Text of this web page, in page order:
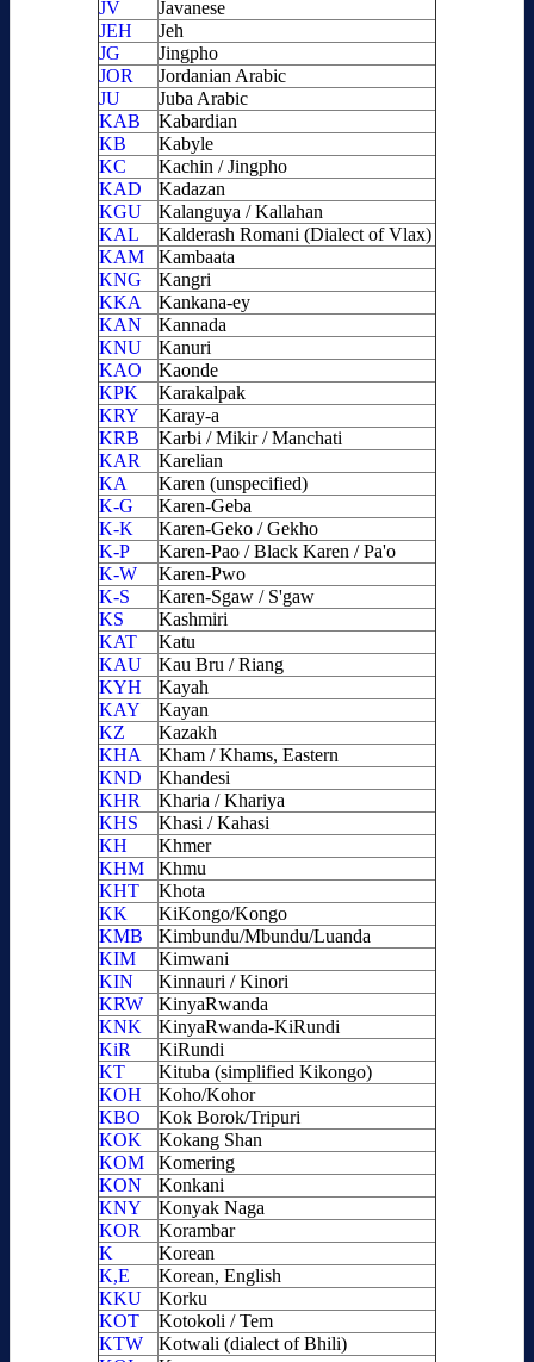
JV
Javanese
JEH
Jeh
JG
Jingpho
JOR
Jordanian Arabic
JU
Juba Arabic
KAB
Kabardian
KB
Kabyle
KC
Kachin / Jingpho
KAD
Kadazan
KGU
Kalanguya / Kallahan
KAL
Kalderash Romani (Dialect of Vlax)
KAM
Kambaata
KNG
Kangri
KKA
Kankana-ey
KAN
Kannada
KNU
Kanuri
KAO
Kaonde
KPK
Karakalpak
KRY
Karay-a
KRB
Karbi / Mikir / Manchati
KAR
Karelian
KA
Karen (unspecified)
K-G
Karen-Geba
K-K
Karen-Geko / Gekho
K-P
Karen-Pao / Black Karen / Pa'o
K-W
Karen-Pwo
K-S
Karen-Sgaw / S'gaw
KS
Kashmiri
KAT
Katu
KAU
Kau Bru / Riang
KYH
Kayah
KAY
Kayan
KZ
Kazakh
KHA
Kham / Khams, Eastern
KND
Khandesi
KHR
Kharia / Khariya
KHS
Khasi / Kahasi
KH
Khmer
KHM
Khmu
KHT
Khota
KK
KiKongo/Kongo
KMB
Kimbundu/Mbundu/Luanda
KIM
Kimwani
KIN
Kinnauri / Kinori
KRW
KinyaRwanda
KNK
KinyaRwanda-KiRundi
KiR
KiRundi
KT
Kituba (simplified Kikongo)
KOH
Koho/Kohor
KBO
Kok Borok/Tripuri
KOK
Kokang Shan
KOM
Komering
KON
Konkani
KNY
Konyak Naga
KOR
Korambar
K
Korean
K,E
Korean, English
KKU
Korku
KOT
Kotokoli / Tem
KTW
Kotwali (dialect of Bhili)